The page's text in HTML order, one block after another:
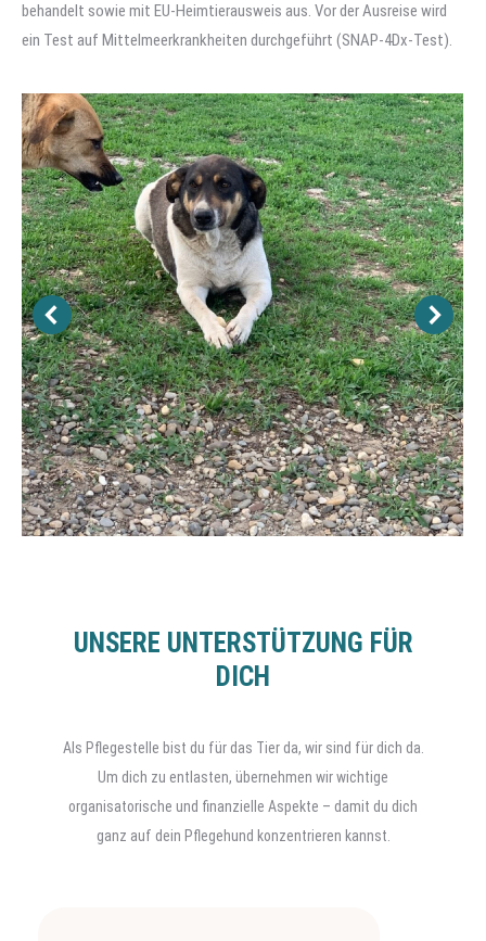
behandelt sowie mit EU-Heimtierausweis aus. Vor der Ausreise wird
ein Test auf Mittelmeerkrankheiten durchgeführt (SNAP-4Dx-Test).
UNSERE UNTERSTÜTZUNG FÜR
DICH
Als Pflegestelle bist du für das Tier da, wir sind für dich da.
Um dich zu entlasten, übernehmen wir wichtige
organisatorische und finanzielle Aspekte – damit du dich
ganz auf dein Pflegehund konzentrieren kannst.